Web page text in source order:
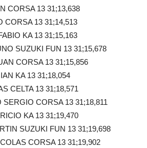
CORSA 13 31;13,638
CORSA 13 31;14,513
KA 13 31;15,163
SUZUKI FUN 13 31;15,678
CORSA 13 31;15,856
KA 13 31;18,054
CELTA 13 31;18,571
CORSA 13 31;18,811
KA 13 31;19,470
SUZUKI FUN 13 31;19,698
CORSA 13 31;19,902